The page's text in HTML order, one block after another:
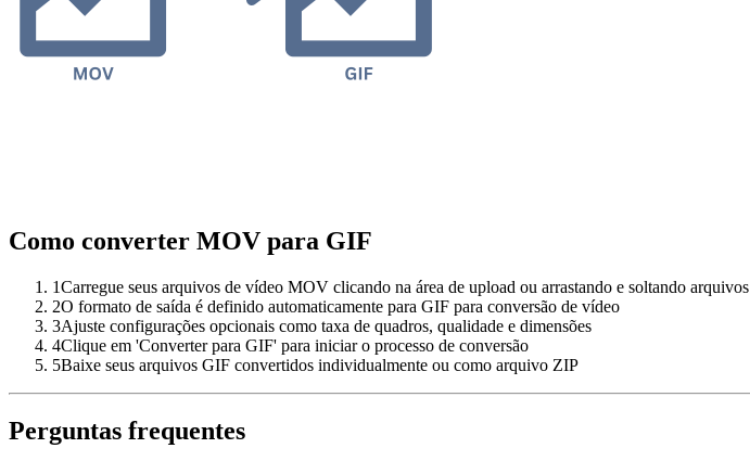
Como converter MOV para GIF
1Carregue seus arquivos de vídeo MOV clicando na área de upload ou arrastando e soltando arquivos
2O formato de saída é definido automaticamente para GIF para conversão de vídeo
3Ajuste configurações opcionais como taxa de quadros, qualidade e dimensões
4Clique em 'Converter para GIF' para iniciar o processo de conversão
5Baixe seus arquivos GIF convertidos individualmente ou como arquivo ZIP
Perguntas frequentes